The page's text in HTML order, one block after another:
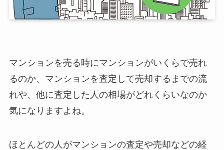
マンションを売る時にマンションがいくらで売れ
るのか、マンションを査定して売却するまでの流
れや、他に査定した人の相場がどれくらいなのか
気になりますよね。
ほとんどの人がマンションの査定や売却などの経